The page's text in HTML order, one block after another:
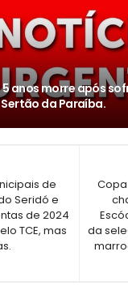
anos morre após
da Paraíba.
Copa
da
de
Seridó e
de 2024
TCE, mas